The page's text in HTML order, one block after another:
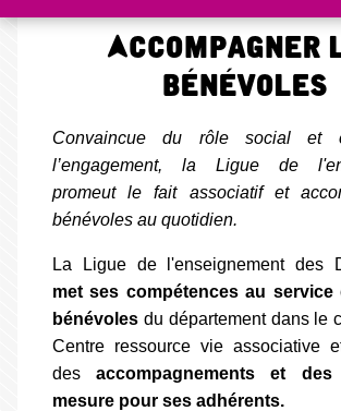
Accompagner
bénévoles
Convaincue du rôle social et
l’engagement, la Ligue de
promeut le fait associatif et
bénévoles au quotidien.
La Ligue de l'enseignement des
met ses compétences au
bénévoles du département dans le
Centre ressource vie associative
des accompagnements et
mesure pour ses adhérents.